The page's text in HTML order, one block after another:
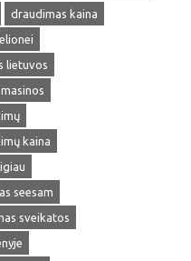
draudimas kaina
lietuvos
kaina
seesam
sveikatos